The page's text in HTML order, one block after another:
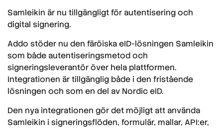
Samleikin är nu tillgängligt för autentisering och
digital signering.
Addo stöder nu den färöiska eID-lösningen Samleikin
som både autentiseringsmetod och
signeringsleverantör över hela plattformen.
Integrationen är tillgänglig både i den fristående
lösningen och som en del av Nordic eID.
Den nya integrationen gör det möjligt att använda
Samleikin i signeringsflöden, formulär, mallar, API:er,